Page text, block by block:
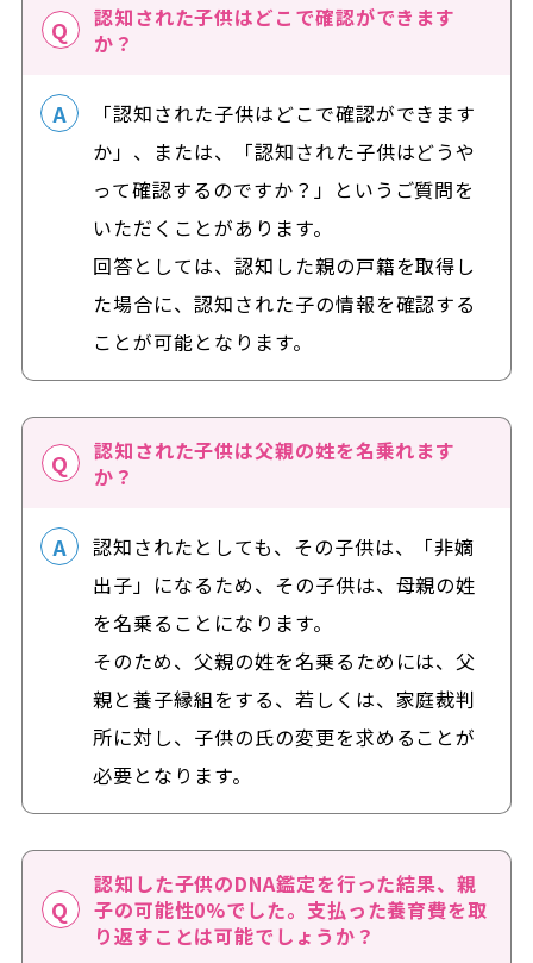
認知された子供はどこで確認ができます
か？
「認知された子供はどこで確認ができます
か」、または、「認知された子供はどうや
って確認するのですか？」というご質問を
いただくことがあります。
回答としては、認知した親の戸籍を取得し
た場合に、認知された子の情報を確認する
ことが可能となります。
認知された子供は父親の姓を名乗れます
か？
認知されたとしても、その子供は、「非嫡
出子」になるため、その子供は、母親の姓
を名乗ることになります。
そのため、父親の姓を名乗るためには、父
親と養子縁組をする、若しくは、家庭裁判
所に対し、子供の氏の変更を求めることが
必要となります。
認知した子供のDNA鑑定を行った結果、親
子の可能性0%でした。支払った養育費を取
り返すことは可能でしょうか？